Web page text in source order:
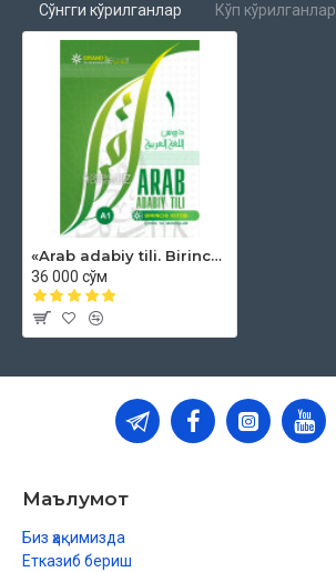
Сўнгги кўрилганлар Кўп кўрилганлар
«Arab adabiy tili. Birinchi kitob» (qoida va mashqlar)
36 000 сўм
Маълумот
Биз ҳақимизда
Етказиб бериш